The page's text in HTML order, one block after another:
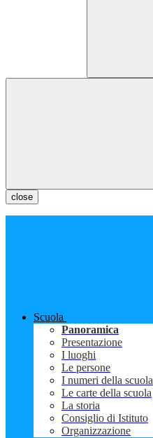
close
Scuola
Panoramica
Presentazione
I luoghi
Le persone
I numeri della scuola
Le carte della scuola
La storia
Consiglio di Istituto
Organizzazione